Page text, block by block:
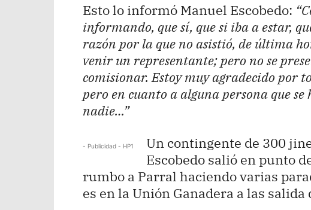
Esto lo informó Manuel Escobedo:
informando, que sí, que si iba a estar,
razón por la que no asistió, de última
venir un representante; pero no se
comisionar. Estoy muy agradecido por
pero en cuanto a alguna persona que
nadie…”
- Publicidad - HP1
Un contingente de 300
Escobedo salió en punto
rumbo a Parral haciendo varias
es en la Unión Ganadera a las salida